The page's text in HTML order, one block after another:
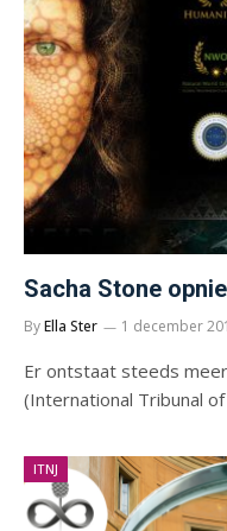
Sacha Stone
ByElla Ster 1 december
Er ontstaat steeds
(International Tribunal
ITNJ